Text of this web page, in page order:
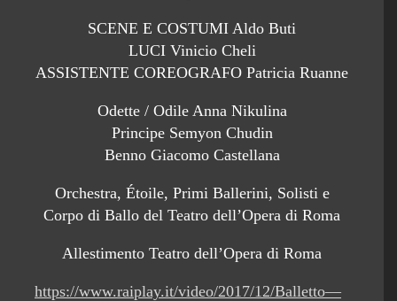
SCENE E COSTUMI Aldo Buti
LUCI Vinicio Cheli
ASSISTENTE COREOGRAFO Patricia Ruanne
Odette / Odile Anna Nikulina
Principe Semyon Chudin
Benno Giacomo Castellana
Orchestra, Étoile, Primi Ballerini, Solisti e
Corpo di Ballo del Teatro dell’Opera di Roma
Allestimento Teatro dell’Opera di Roma
https://www.raiplay.it/video/2017/12/Balletto—